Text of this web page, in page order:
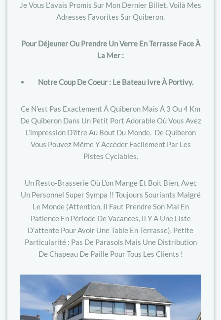
Je Vous L’avais Promis Sur Mon Dernier Billet, Voilà Mes
Adresses Favorites Sur Quiberon.
Pour Déjeuner Ou Prendre Un Verre En Terrasse Face À
La Mer :
Notre Coup De Coeur : Le Bateau Ivre À Portivy.
Ce N’est Pas Exactement À Quiberon Mais À 3 Ou 4 Km
De Quiberon Dans Un Petit Port Adorable Où Vous Avez
L’impression D’être Au Bout Du Monde. De Quiberon
Vous Pouvez Même Y Accéder Facilement Par Les
Pistes Cyclables.
Un Resto-Brasserie Où L’on Mange Et Boit Bien, Avec
Un Personnel Super Sympa !! Toujours Souriants Malgré
Le Monde (attention, Il Faut Prendre Son Mal En
Patience En Période De Vacances, Il Y A Une Liste
D’attente Pour Avoir Une Table En Terrasse). Petite
Particularité : Pas De Parasols Mais Une Distribution
De Chapeau De Paille Pour Tous Les Clients !